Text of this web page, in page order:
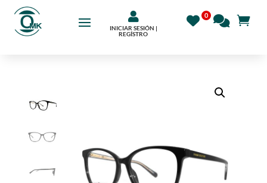

INICIAR SESIÓN |
REGÍSTRO